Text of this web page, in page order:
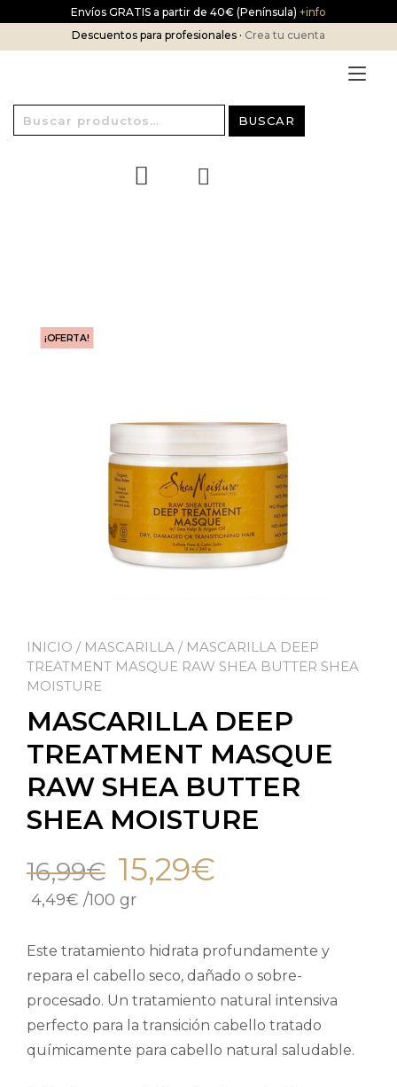
al
contenido
Envíos GRATIS a partir de 40€ (Península) +info
Descuentos para profesionales · Crea tu cuenta
Buscar
por:
BUSCAR
¡OFERTA!
INICIO / MASCARILLA / MASCARILLA DEEP
TREATMENT MASQUE RAW SHEA BUTTER SHEA
MOISTURE
MASCARILLA DEEP
TREATMENT MASQUE
RAW SHEA BUTTER
SHEA MOISTURE
16,99€ 15,29€
4,49€ /100 gr
Este tratamiento hidrata profundamente y
repara el cabello seco, dañado o sobre-
procesado. Un tratamiento natural intensiva
perfecto para la transición cabello tratado
químicamente para cabello natural saludable.